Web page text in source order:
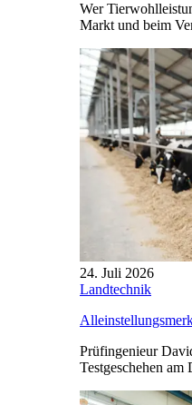
Wer
Markt und beim
24. Juli 2026
Landtechnik
Prüfingenieur
Testgeschehen